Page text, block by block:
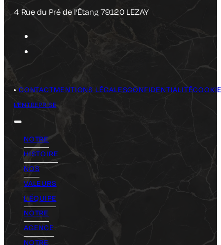
4 Rue du Pré de l’Étang 79120 LEZAY
L'ENTREPRISE
NOTRE
HISTOIRE
NOS
VALEURS
L'ÉQUIPE
NOTRE
AGENCE
NOTRE
CONTACTMENTIONS LÉGALESCONFIDENTIALITÉ